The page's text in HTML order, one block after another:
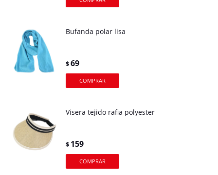
Bufanda polar lisa
$69
Visera tejido rafia polyester
$ 159